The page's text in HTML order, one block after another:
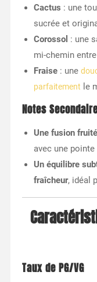
Cactus : une
sucrée et
Corossol : une
mi-chemin
Fraise: une
parfaitement le
Notes
Une fusion
avec une pointe
Un équilibre
fraîcheur, idéal
Taux de PG/VG